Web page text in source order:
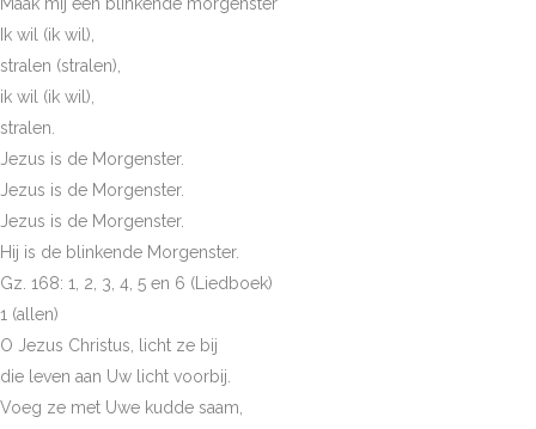
Ik wil (ik wil),
stralen (stralen),
ik wil (ik wil),
stralen.
Jezus is de Morgenster.
Jezus is de Morgenster.
Jezus is de Morgenster.
Hij is de blinkende Morgenster.
Gz. 168: 1, 2, 3, 4, 5 en 6 (Liedboek)
1 (allen)
O Jezus Christus, licht ze bij
die leven aan Uw licht voorbij.
Voeg ze met Uwe kudde saam,